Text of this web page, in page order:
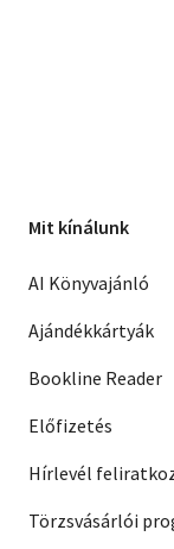
Mit kínálunk
AI Könyvajánló
Ajándékkártyák
Bookline Reader
Előfizetés
Hírlevél
Törzsvásárlói